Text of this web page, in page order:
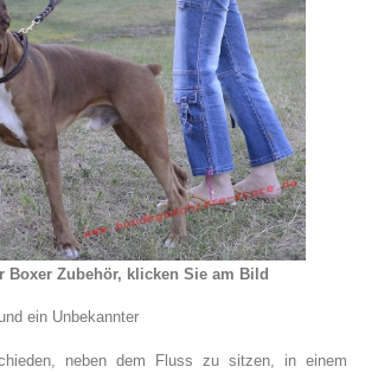
Boxer Zubehör, klicken Sie am Bild
ein Unbekannter
neben dem Fluss zu sitzen, in einem